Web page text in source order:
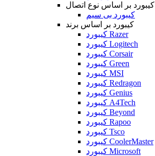
کیبورد بر اساس نوع اتصال
کیبورد بی سیم
کیبورد بر اساس برند
کیبورد Razer
کیبورد Logitech
کیبورد Corsair
کیبورد Green
کیبورد MSI
کیبورد Redragon
کیبورد Genius
کیبورد A4Tech
کیبورد Beyond
کیبورد Rapoo
کیبورد Tsco
کیبورد CoolerMaster
کیبورد Microsoft